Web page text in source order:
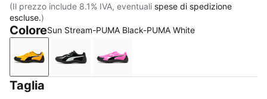
(Il prezzo include 8.1% IVA, eventuali spese di spedizione
escluse.)
ColoreSun Stream-PUMA Black-PUMA White
Sun Stream-PUMA Black-PUMA White
PUMA Black-PUMA White
Poison Pink-Sun Stream-PUMA
Taglia